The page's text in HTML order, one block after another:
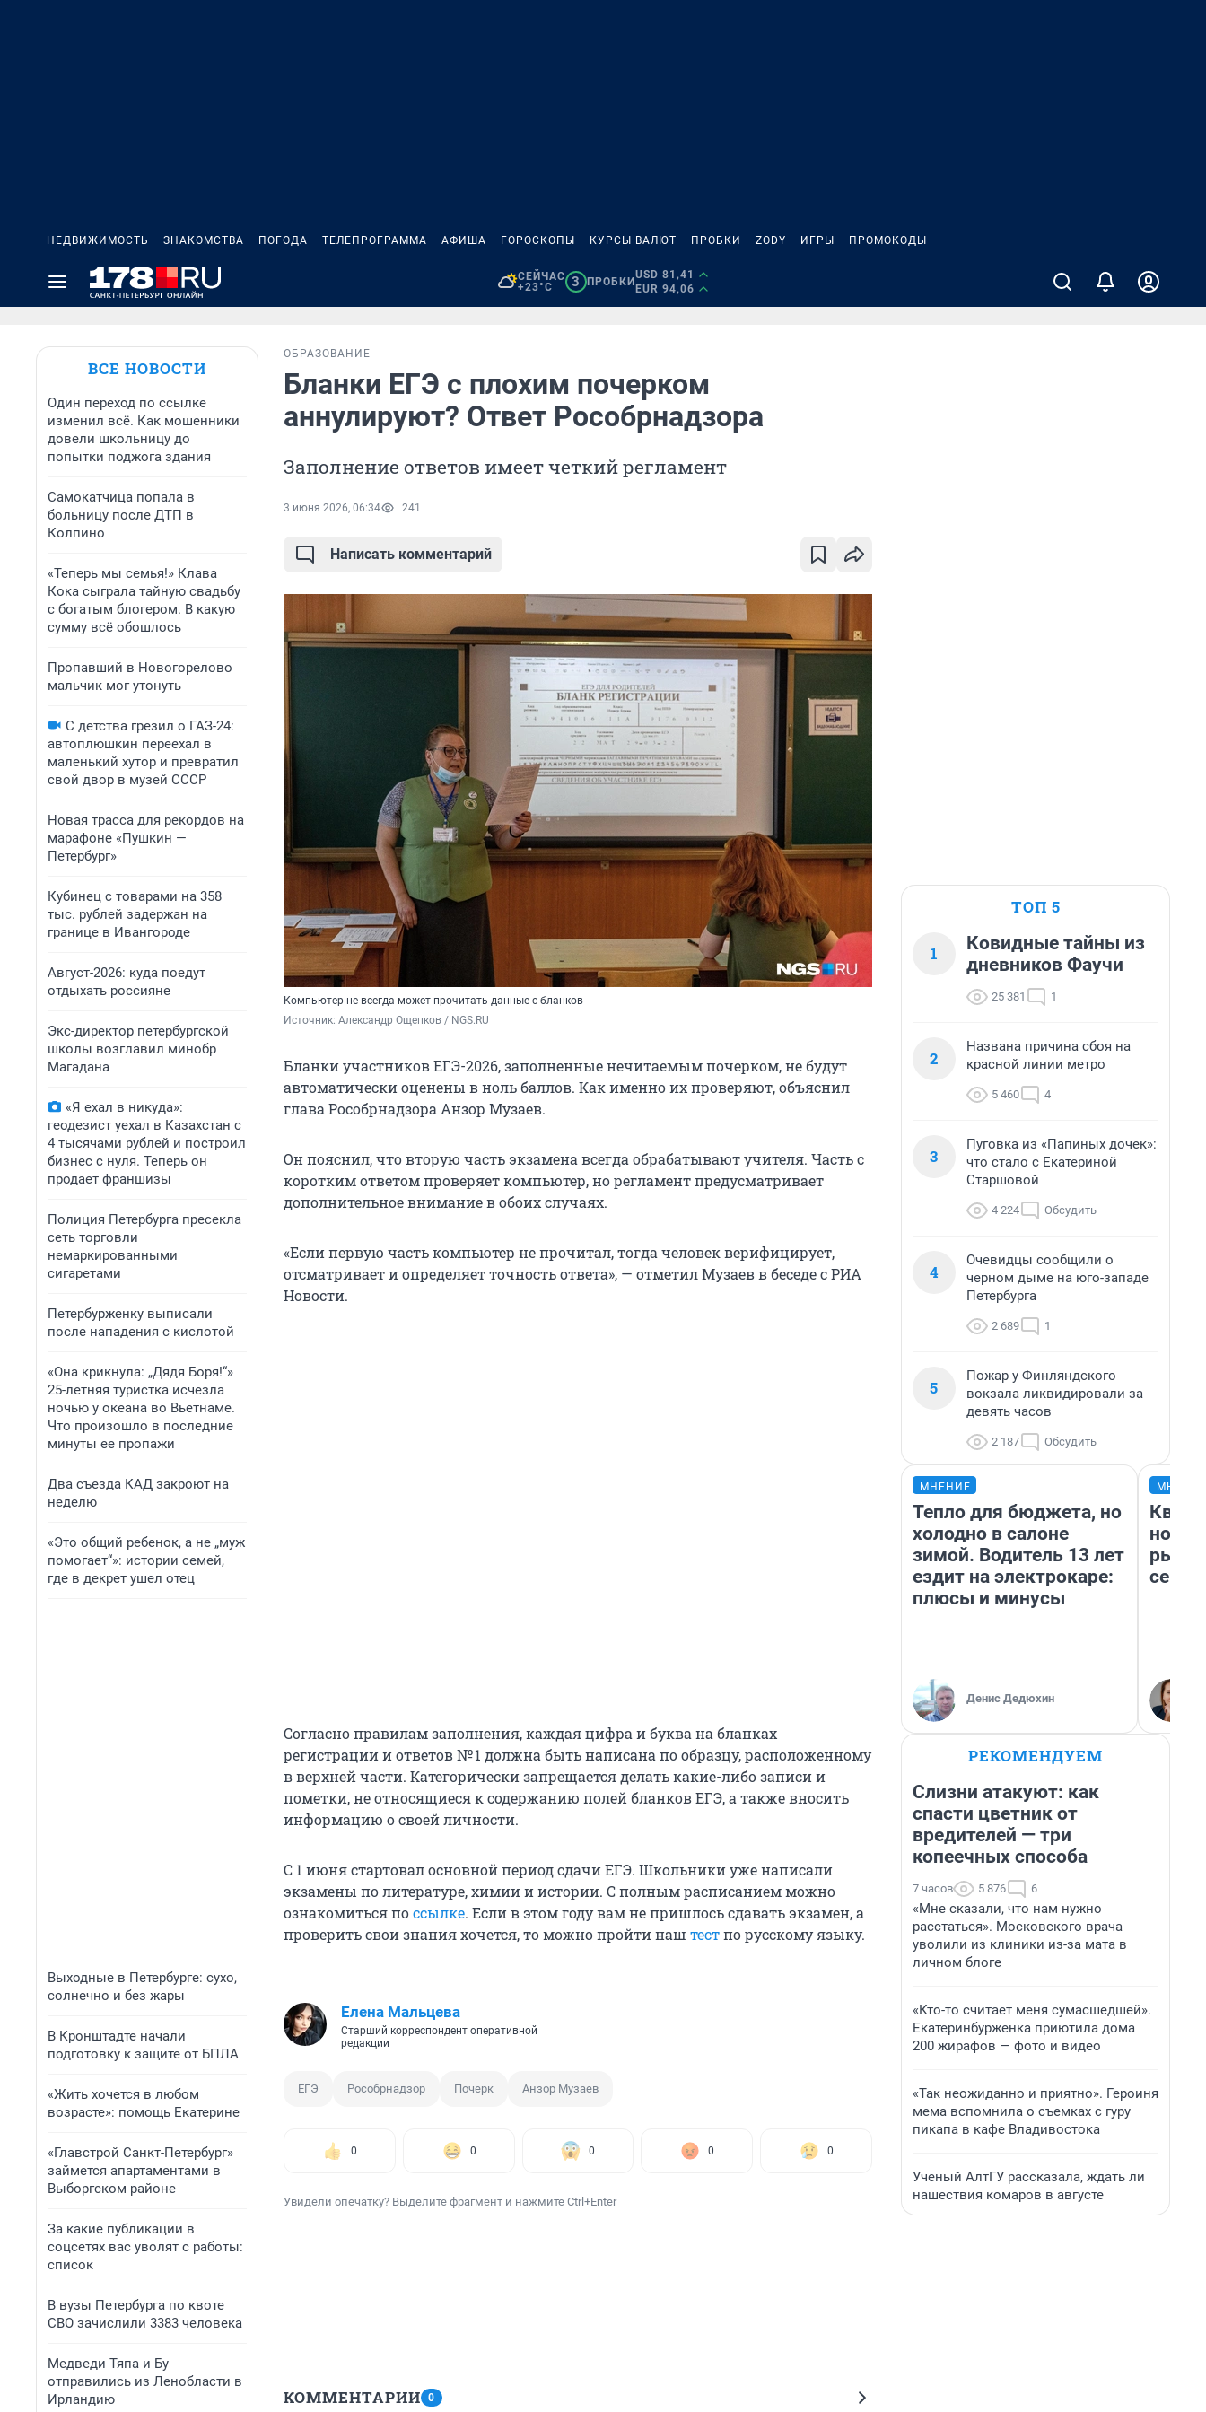
НЕДВИЖИМОСТЬ ЗНАКОМСТВА ПОГОДА ТЕЛЕПРОГРАММА АФИША ГОРОСКОПЫ КУРСЫ ВАЛЮТ ПРОБКИ ZODY ИГРЫ ПРОМОКОДЫ
СЕЙЧАС
+23°C
3 ПРОБКИ
USD 81,41
EUR 94,06
ВСЕ НОВОСТИ
Один переход по ссылке
изменил всё. Как мошенники
довели школьницу до
попытки поджога здания
Самокатчица попала в
больницу после ДТП в
Колпино
«Теперь мы семья!» Клава
Кока сыграла тайную свадьбу
с богатым блогером. В какую
сумму всё обошлось
Пропавший в Новогорелово
мальчик мог утонуть
С детства грезил о ГАЗ-24:
автоплюшкин переехал в
маленький хутор и превратил
свой двор в музей СССР
Новая трасса для рекордов на
марафоне «Пушкин —
Петербург»
Кубинец с товарами на 358
тыс. рублей задержан на
границе в Ивангороде
Август-2026: куда поедут
отдыхать россияне
Экс-директор петербургской
школы возглавил минобр
Магадана
«Я ехал в никуда»:
геодезист уехал в Казахстан с
4 тысячами рублей и построил
бизнес с нуля. Теперь он
продает франшизы
Полиция Петербурга пресекла
сеть торговли
немаркированными
сигаретами
Петербурженку выписали
после нападения с кислотой
«Она крикнула: „Дядя Боря!“»
25-летняя туристка исчезла
ночью у океана во Вьетнаме.
Что произошло в последние
минуты ее пропажи
Два съезда КАД закроют на
неделю
«Это общий ребенок, а не „муж
помогает“»: истории семей,
где в декрет ушел отец
Выходные в Петербурге: сухо,
солнечно и без жары
В Кронштадте начали
подготовку к защите от БПЛА
«Жить хочется в любом
возрасте»: помощь Екатерине
«Главстрой Санкт-Петербург»
займется апартаментами в
Выборгском районе
За какие публикации в
соцсетях вас уволят с работы:
список
В вузы Петербурга по квоте
СВО зачислили 3383 человека
Медведи Тяпа и Бу
отправились из Ленобласти в
Ирландию
ОБРАЗОВАНИЕ
Бланки ЕГЭ с плохим почерком
аннулируют? Ответ Рособрнадзора
Заполнение ответов имеет четкий регламент
3 июня 2026, 06:34 241
Написать комментарий
Компьютер не всегда может прочитать данные с бланков
Источник: Александр Ощепков / NGS.RU
Бланки участников ЕГЭ-2026, заполненные нечитаемым почерком, не будут
автоматически оценены в ноль баллов. Как именно их проверяют, объяснил
глава Рособрнадзора Анзор Музаев.
Он пояснил, что вторую часть экзамена всегда обрабатывают учителя. Часть с
коротким ответом проверяет компьютер, но регламент предусматривает
дополнительное внимание в обоих случаях.
«Если первую часть компьютер не прочитал, тогда человек верифицирует,
отсматривает и определяет точность ответа», — отметил Музаев в беседе с РИА
Новости.
Согласно правилам заполнения, каждая цифра и буква на бланках
регистрации и ответов № 1 должна быть написана по образцу, расположенному
в верхней части. Категорически запрещается делать какие-либо записи и
пометки, не относящиеся к содержанию полей бланков ЕГЭ, а также вносить
информацию о своей личности.
С 1 июня стартовал основной период сдачи ЕГЭ. Школьники уже написали
экзамены по литературе, химии и истории. С полным расписанием можно
ознакомиться поссылке. Если в этом году вам не пришлось сдавать экзамен, а
проверить свои знания хочется, то можно пройти наш тестпо русскому языку.
Елена Мальцева
Старший корреспондент оперативной
редакции
ЕГЭ Рособрнадзор Почерк Анзор Музаев
0 0 0 0 0
Увидели опечатку? Выделите фрагмент и нажмите Ctrl+Enter
КОММЕНТАРИИ 0
ТОП 5
1
Ковидные тайны из
дневников Фаучи
25 381 1
2
Названа причина сбоя на
красной линии метро
5 460 4
3
Пуговка из «Папиных дочек»:
что стало с Екатериной
Старшовой
4 224 Обсудить
4
Очевидцы сообщили о
черном дыме на юго-западе
Петербурга
2 689 1
5
Пожар у Финляндского
вокзала ликвидировали за
девять часов
2 187 Обсудить
МНЕНИЕ
Тепло для бюджета, но
холодно в салоне
зимой. Водитель 13 лет
ездит на электрокаре:
плюсы и минусы
Денис Дедюхин
но
РЕКОМЕНДУЕМ
Слизни атакуют: как
спасти цветник от
вредителей — три
копеечных способа
7 часов 5 876 6
«Мне сказали, что нам нужно
расстаться». Московского врача
уволили из клиники из-за мата в
личном блоге
«Кто-то считает меня сумасшедшей».
Екатеринбурженка приютила дома
200 жирафов — фото и видео
«Так неожиданно и приятно». Героиня
мема вспомнила о съемках с гуру
пикапа в кафе Владивостока
Ученый АлтГУ рассказала, ждать ли
нашествия комаров в августе